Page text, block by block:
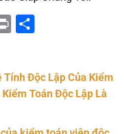
Print
Tính Độc Lập Của Kiểm
Toán Độc Lập Là